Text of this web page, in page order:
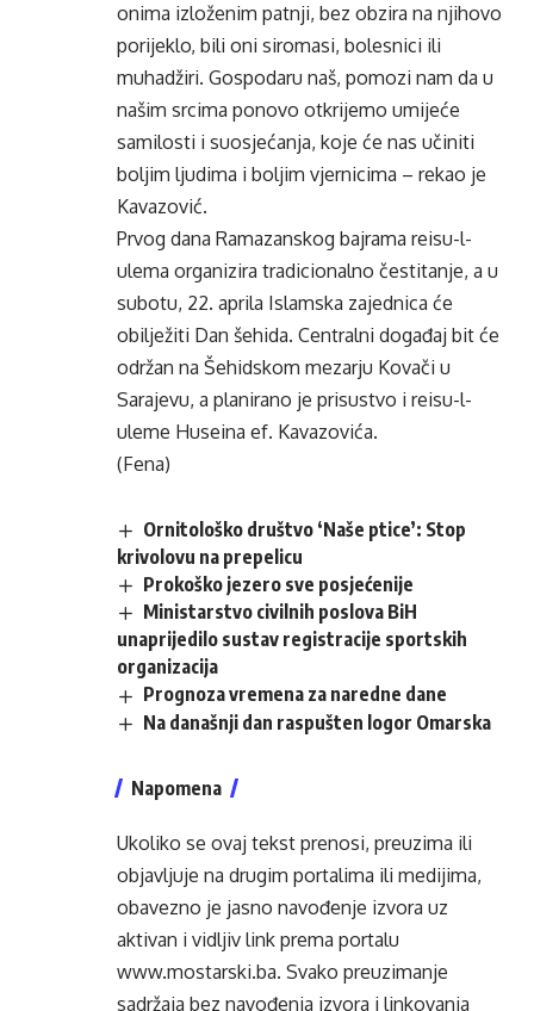
onima izloženim patnji, bez obzira na njihovo
porijeklo, bili oni siromasi, bolesnici ili
muhadžiri. Gospodaru naš, pomozi nam da u
našim srcima ponovo otkrijemo umijeće
samilosti i suosjećanja, koje će nas učiniti
boljim ljudima i boljim vjernicima – rekao je
Kavazović.
Prvog dana Ramazanskog bajrama reisu-l-
ulema organizira tradicionalno čestitanje, a u
subotu, 22. aprila Islamska zajednica će
obilježiti Dan šehida. Centralni događaj bit će
održan na Šehidskom mezarju Kovači u
Sarajevu, a planirano je prisustvo i reisu-l-
uleme Huseina ef. Kavazovića.
(Fena)
Ornitološko društvo ‘Naše ptice’: Stop
krivolovu na prepelicu
Prokoško jezero sve posjećenije
Ministarstvo civilnih poslova BiH
unaprijedilo sustav registracije sportskih
organizacija
Prognoza vremena za naredne dane
Na današnji dan raspušten logor Omarska
Napomena
Ukoliko se ovaj tekst prenosi, preuzima ili
objavljuje na drugim portalima ili medijima,
obavezno je jasno navođenje izvora uz
aktivan i vidljiv link prema portalu
www.mostarski.ba. Svako preuzimanje
sadržaja bez navođenja izvora i linkovanja